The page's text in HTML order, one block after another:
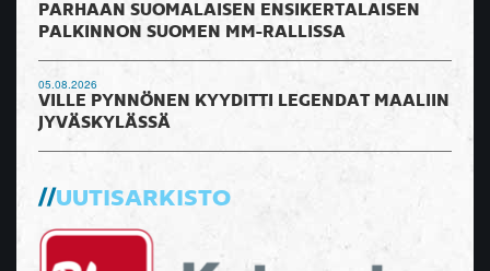
PARHAAN SUOMALAISEN ENSIKERTALAISEN
PALKINNON SUOMEN MM-RALLISSA
05.08.2026
VILLE PYNNÖNEN KYYDITTI LEGENDAT MAALIIN
JYVÄSKYLÄSSÄ
UUTISARKISTO